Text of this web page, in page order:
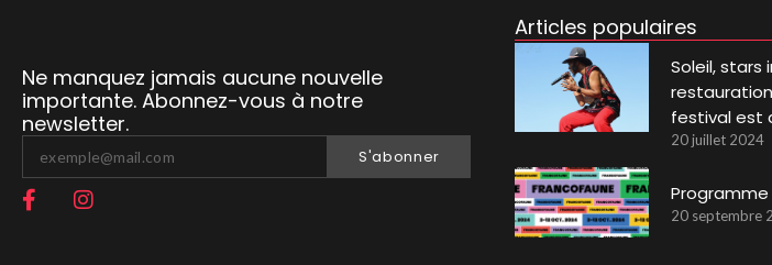
Ne manquez jamais aucune nouvelle
importante. Abonnez-vous à notre
newsletter.
S'abonner
Articles populaires
Soleil,
festival est
20 juillet 2024
Programme
20 septembre